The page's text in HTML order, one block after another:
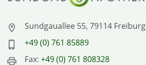
Sundgauallee 55, 79114 Freiburg
+49 (0) 761 85889
Fax: +49 (0) 761 808328